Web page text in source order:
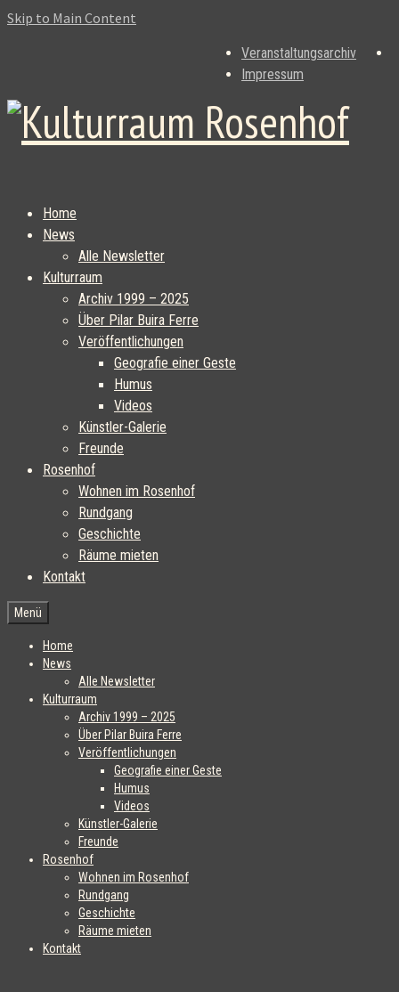
Skip to Main Content
Veranstaltungsarchiv
Impressum
Home
News
Alle Newsletter
Kulturraum
Archiv 1999 – 2025
Über Pilar Buira Ferre
Veröffentlichungen
Geografie einer Geste
Humus
Videos
Künstler-Galerie
Freunde
Rosenhof
Wohnen im Rosenhof
Rundgang
Geschichte
Räume mieten
Kontakt
Menü
Home
News
Alle Newsletter
Kulturraum
Archiv 1999 – 2025
Über Pilar Buira Ferre
Veröffentlichungen
Geografie einer Geste
Humus
Videos
Künstler-Galerie
Freunde
Rosenhof
Wohnen im Rosenhof
Rundgang
Geschichte
Räume mieten
Kontakt